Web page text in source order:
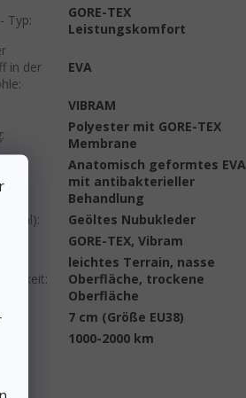
Typ:
GORE-TEX
Leistungskomfort
in der
:
EVA
VIBRAM
:
Polyester mit GORE-TEX
Membrane
Anatomisch geformtes EVA
mit antibakterieller
Behandlung
:
Geöltes Nubukleder
GORE-TEX, Vibram
:
leichtes Terrain, nasse
Oberfläche, trockene
Oberfläche
7 cm (Größe EU38)
1000-2000 km